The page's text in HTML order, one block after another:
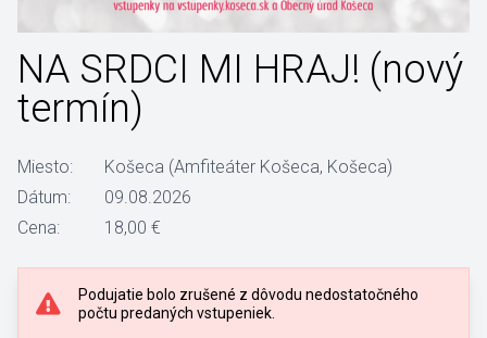
NA SRDCI MI HRAJ! (nový
termín)
Miesto:
Košeca (Amfiteáter Košeca, Košeca)
Dátum:
09.08.2026
Cena:
18,00 €
Podujatie bolo zrušené z dôvodu nedostatočného
počtu predaných vstupeniek.